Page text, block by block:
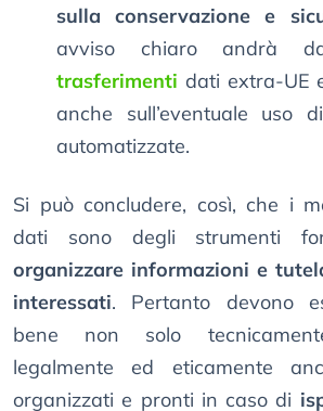
sulla conservazione e
avviso chiaro andrà
trasferimenti dati extra-UE
anche sull’eventuale uso
automatizzate.
Si può concludere, così, che i
dati sono degli strumenti
organizzare informazioni e
interessati. Pertanto devono
bene non solo
legalmente ed eticamente
organizzati e pronti in caso di